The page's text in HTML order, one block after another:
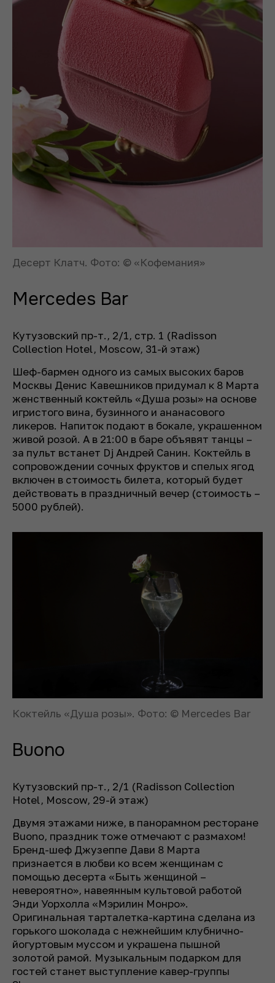
Десерт Клатч. Фото: © «Кофемания»
Mercedes Bar
Кутузовский пр-т., 2/1, стр. 1 (Radisson
Collection Hotel, Moscow, 31-й этаж)
Шеф-бармен одного из самых высоких баров
Москвы Денис Кавешников придумал к 8 Марта
женственный коктейль «Душа розы» на основе
игристого вина, бузинного и ананасового
ликеров. Напиток подают в бокале, украшенном
живой розой. А в 21:00 в баре объявят танцы –
за пульт встанет Dj Андрей Санин. Коктейль в
сопровождении сочных фруктов и спелых ягод
включен в стоимость билета, который будет
действовать в праздничный вечер (стоимость –
5000 рублей).
Коктейль «Душа розы». Фото: © Mercedes Bar
Buono
Кутузовский пр-т., 2/1 (Radisson Collection
Hotel, Moscow, 29-й этаж)
Двумя этажами ниже, в панорамном ресторане
Buono, праздник тоже отмечают с размахом!
Бренд-шеф Джузеппе Дави 8 Марта
признается в любви ко всем женщинам с
помощью десерта «Быть женщиной –
невероятно», навеянным культовой работой
Энди Уорхолла «Мэрилин Монро».
Оригинальная тарталетка-картина сделана из
горького шоколада с нежнейшим клубнично-
йогуртовым муссом и украшена пышной
золотой рамой. Музыкальным подарком для
гостей станет выступление кавер-группы